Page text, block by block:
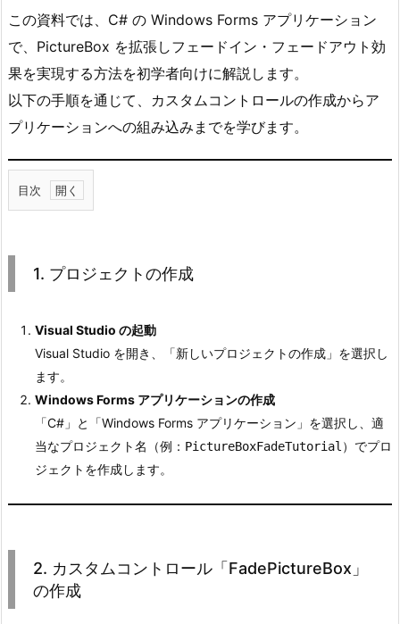
この資料では、C# の Windows Forms アプリケーション
で、PictureBox を拡張しフェードイン・フェードアウト効
果を実現する方法を初学者向けに解説します。
以下の手順を通じて、カスタムコントロールの作成からア
プリケーションへの組み込みまでを学びます。
目次
1.
ロ
ェ
ク
ト
の
成
2.
タ
ム
1. プロジェクトの作成
Visual Studio の起動
Visual Studio を開き、「新しいプロジェクトの作成」を選択し
ます。
Windows Forms アプリケーションの作成
「C#」と「Windows Forms アプリケーション」を選択し、適
当なプロジェクト名（例： PictureBoxFadeTutorial ）でプロ
ジェクトを作成します。
2. カスタムコントロール「FadePictureBox」
の作成